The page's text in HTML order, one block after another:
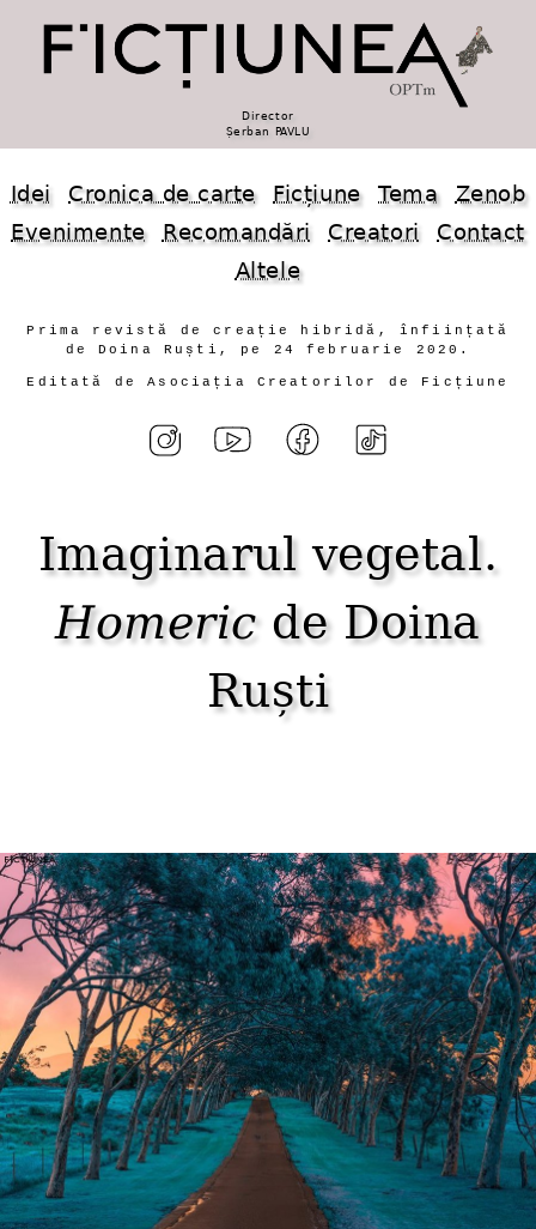
Director
Șerban PAVLU
Idei Cronica de carte Ficțiune Tema
Zenob
Evenimente
Recomandări Creatori
Contact
Altele
Prima revistă de creație hibridă, înființată
de Doina Ruști, pe 24 februarie 2020.
Editată de Asociația Creatorilor de Ficțiune
Imaginarul vegetal.
Homericde Doina
Ruști